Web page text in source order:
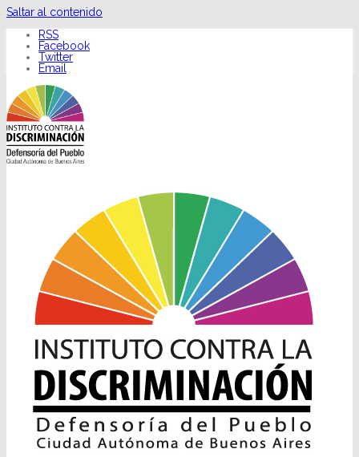
Saltar al contenido
RSS
Facebook
Twitter
Email